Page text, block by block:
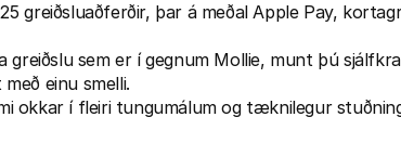
greiðsluaðferðir, þar á meðal Apple Pay,
greiðslu sem er í gegnum Mollie, munt þú
einu smelli.
okkar í fleiri tungumálum og tæknilegur